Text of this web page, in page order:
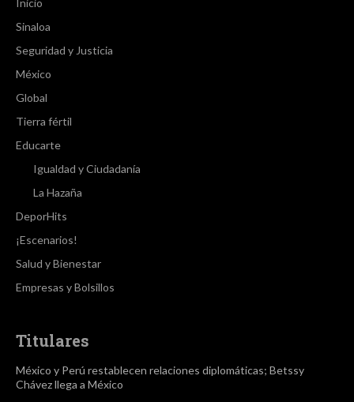
Sinaloa
Seguridad y Justicia
México
Global
Tierra fértil
Educarte
Igualdad y Ciudadanía
La Hazaña
DeporHits
¡Escenarios!
Salud y Bienestar
Empresas y Bolsillos
Titulares
México y Perú restablecen relaciones diplomáticas; Betssy
Chávez llega a México